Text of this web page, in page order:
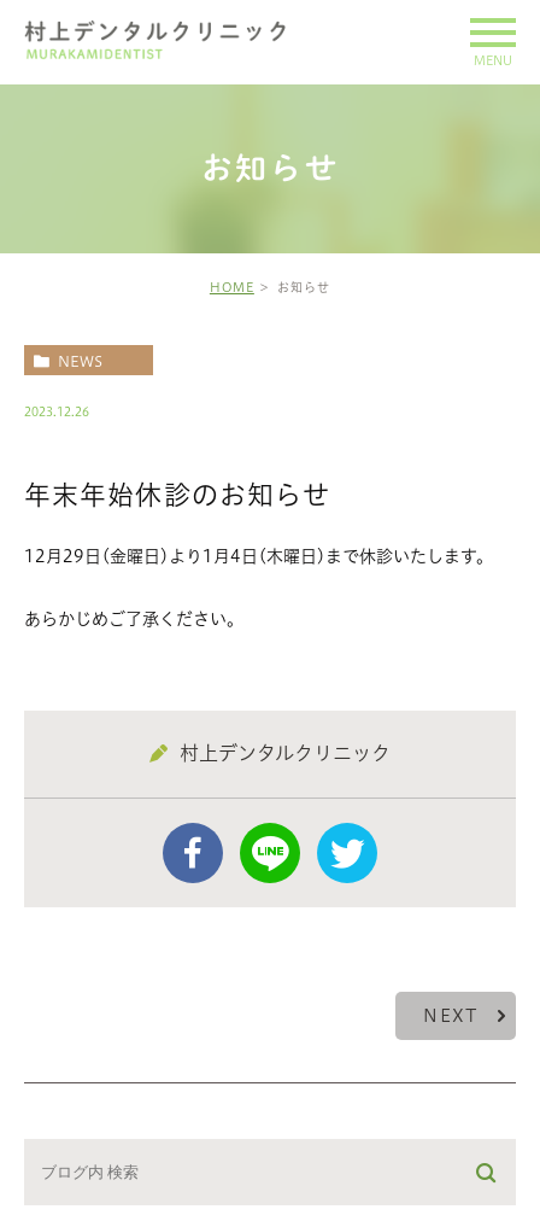
お知らせ
HOME お知らせ
NEWS
2023.12.26
年末年始休診のお知らせ
12月29日(金曜日)より1月4日(木曜日)まで休診いたします。
あらかじめご了承ください。
村上デンタルクリニック
NEXT